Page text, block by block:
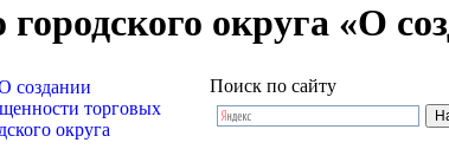
округа «О
создании
торговых
округа
Поиск по сайту